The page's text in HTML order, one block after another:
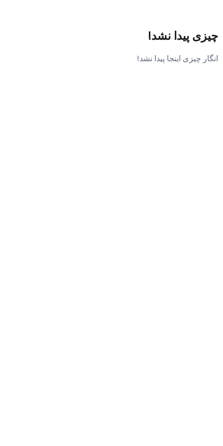
چیزی پیدا نشد!
انگار چیزی اینجا پیدا نشد!